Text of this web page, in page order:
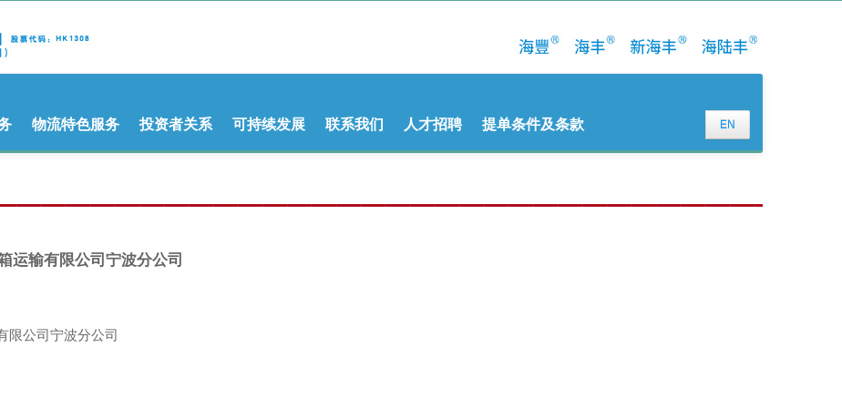
EN
物流特色服务 投资者关系 可持续发展 联系我们 人才招聘 提单条件及条款
运输有限公司宁波分公司
限公司宁波分公司